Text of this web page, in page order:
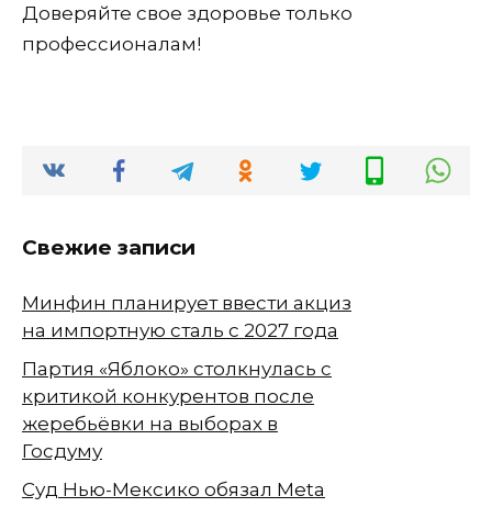
Доверяйте свое здоровье только
профессионалам!
Свежие записи
Минфин планирует ввести акциз
на импортную сталь с 2027 года
Партия «Яблоко» столкнулась с
критикой конкурентов после
жеребьёвки на выборах в
Госдуму
Суд Нью-Мексико обязал Meta